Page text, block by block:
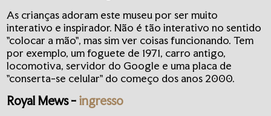
As crianças adoram este museu por ser muito
interativo e inspirador. Não é tão interativo no sentido
"colocar a mão", mas sim ver coisas funcionando. Tem
por exemplo, um foguete de 1971, carro antigo,
locomotiva, servidor do Google e uma placa de
"conserta-se celular" do começo dos anos 2000.
Royal Mews- ingresso